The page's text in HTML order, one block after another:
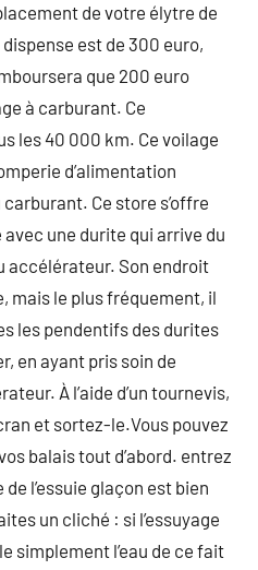
de votre élytre de
est de 300 euro,
que 200 euro
à carburant. Ce
les 40 000 km. Ce voilage
d’alimentation
Ce store s’offre
avec une durite qui arrive du
accélérateur. Son endroit
mais le plus fréquement, il
les pendentifs des durites
en ayant pris soin de
À l’aide d’un tournevis,
et sortez-le.Vous pouvez
balais tout d’abord. entrez
l’essuie glaçon est bien
un cliché : si l’essuyage
simplement l’eau de ce fait